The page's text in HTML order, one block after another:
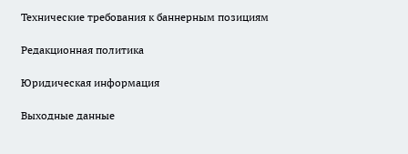
Технические требования к баннерным позициям
Редакционная политика
Юридическая информация
Выходные данные